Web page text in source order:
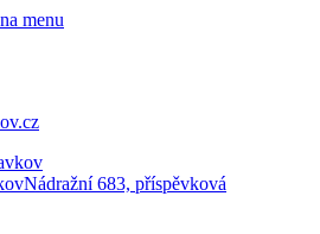
menu
Nádražní 683, příspěvková